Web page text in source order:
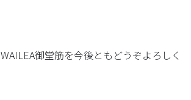
御堂筋を今後ともどうぞよろしく